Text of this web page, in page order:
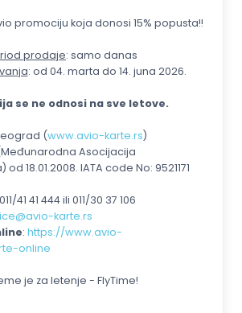
promociju koja donosi 15% popusta!!
prodaje: samo danas
: od 04. marta do 14. juna 2026.
se ne odnosi na sve letove.
(www.avio-karte.rs)
Asocijacija
18.01.2008. IATA code No: 9521171
41 41 444 ili 011/30 37 106
karte.rs
: https://www.avio-
online
je za letenje - FlyTime!